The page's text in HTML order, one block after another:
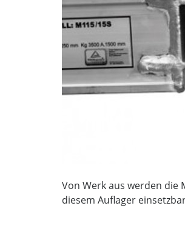
Von Werk aus werden die
diesem Auflager